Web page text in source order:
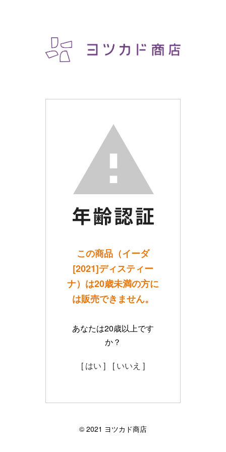
この商品（イーダ
[2021]ディスティー
ナ）は20歳未満の方に
は販売できません。
あなたは20歳以上です
か？
[ はい ] [ いいえ ]
©︎ 2021 ヨツカド商店